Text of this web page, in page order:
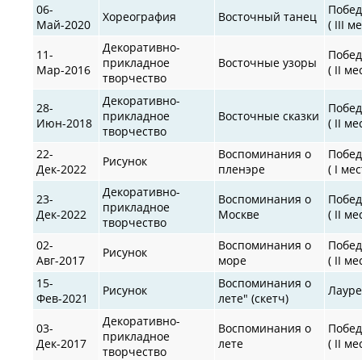
06-
Май-2020
Хореография Восточный танец
( III
11-
Мар-2016
Декоративно-
прикладное
творчество
Восточные узоры
( II
28-
Июн-2018
Декоративно-
прикладное
творчество
Восточные сказки
( II
22-
Дек-2022
Рисунок
Воспоминания о
пленэре
( I
23-
Дек-2022
Декоративно-
прикладное
творчество
Воспоминания о
Москве
( II
02-
Авг-2017
Рисунок
Воспоминания о
море
( II
15-
Фев-2021
Рисунок
Воспоминания о
лете" (скетч)
03-
Дек-2017
Декоративно-
прикладное
творчество
Воспоминания о
лете
( II